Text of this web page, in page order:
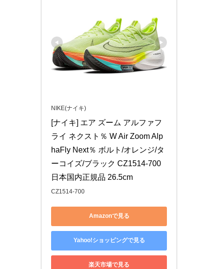
NIKE(ナイキ)
[ナイキ] エア ズーム アルファフ
ライ ネクスト％ W Air Zoom Alp
haFly Next％ ボルト/オレンジ/タ
ーコイズ/ブラック CZ1514-700
日本国内正規品 26.5cm
CZ1514-700
Amazonで見る
Yahoo!ショッピングで見る
楽天市場で見る